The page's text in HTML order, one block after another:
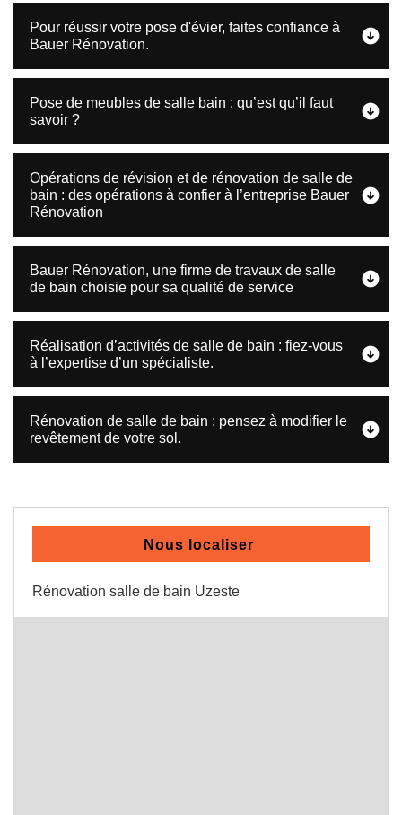
Pour réussir votre pose d'évier, faites confiance à
Bauer Rénovation.
Pose de meubles de salle bain : qu’est qu’il faut
savoir ?
Opérations de révision et de rénovation de salle de
bain : des opérations à confier à l’entreprise Bauer
Rénovation
Bauer Rénovation, une firme de travaux de salle
de bain choisie pour sa qualité de service
Réalisation d’activités de salle de bain : fiez-vous
à l’expertise d’un spécialiste.
Rénovation de salle de bain : pensez à modifier le
revêtement de votre sol.
Nous localiser
Rénovation salle de bain Uzeste